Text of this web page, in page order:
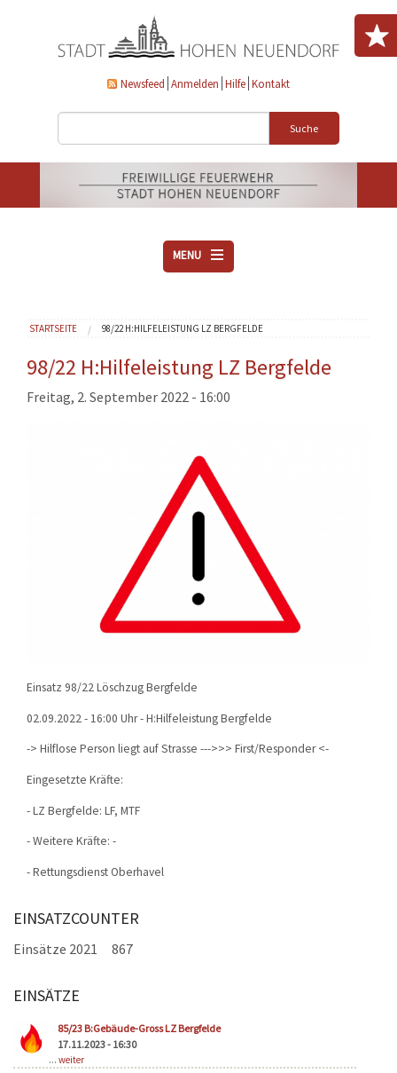
Newsfeed Anmelden Hilfe Kontakt
Suche
MENU
VEREINE
AKTUELLES
DOWNLOADS
EINSÄTZE
Sie sind hier
STARTSEITE 98/22 H:HILFELEISTUNG LZ BERGFELDE
98/22 H:Hilfeleistung LZ Bergfelde
Freitag, 2. September 2022 - 16:00
Einsatz 98/22 Löschzug Bergfelde
02.09.2022 - 16:00 Uhr - H:Hilfeleistung Bergfelde
-> Hilflose Person liegt auf Strasse --->>> First/Responder <-
Eingesetzte Kräfte:
- LZ Bergfelde: LF, MTF
- Weitere Kräfte: -
- Rettungsdienst Oberhavel
EINSATZCOUNTER
Einsätze 2021 867
EINSÄTZE
85/23 B:Gebäude-Gross LZ Bergfelde
17.11.2023 - 16:30
... weiter
Seiten